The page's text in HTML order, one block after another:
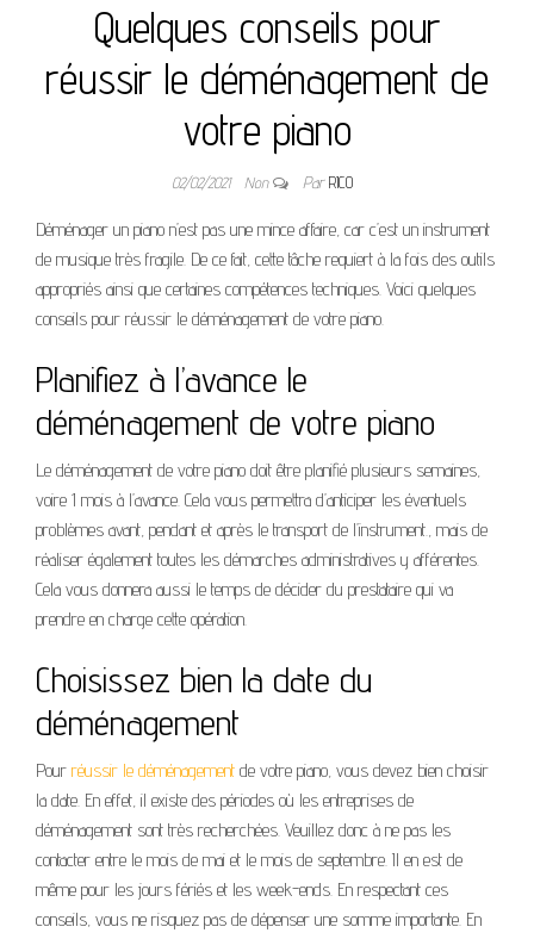
Quelques conseils pour
réussir le déménagement de
votre piano
02/02/2021 Non ParRICO
Déménager un piano n’est pas une mince affaire, car c’est un instrument
de musique très fragile. De ce fait, cette tâche requiert à la fois des outils
appropriés ainsi que certaines compétences techniques. Voici quelques
conseils pour réussir le déménagement de votre piano.
Planifiez à l’avance le
déménagement de votre piano
Le déménagement de votre piano doit être planifié plusieurs semaines,
voire 1 mois à l’avance. Cela vous permettra d’anticiper les éventuels
problèmes avant, pendant et après le transport de l’instrument., mais de
réaliser également toutes les démarches administratives y afférentes.
Cela vous donnera aussi le temps de décider du prestataire qui va
prendre en charge cette opération.
Choisissez bien la date du
déménagement
Pour réussir le déménagement de votre piano, vous devez bien choisir
la date. En effet, il existe des périodes où les entreprises de
déménagement sont très recherchées. Veuillez donc à ne pas les
contacter entre le mois de mai et le mois de septembre. Il en est de
même pour les jours fériés et les week-ends. En respectant ces
conseils, vous ne risquez pas de dépenser une somme importante. En